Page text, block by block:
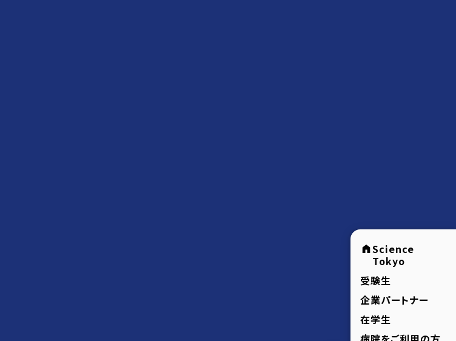
Science
Tokyo
受験生
企業パートナー
在学生